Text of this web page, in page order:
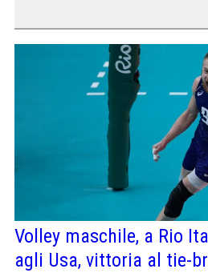
Volley maschile, a Rio
agli Usa, vittoria al tie-